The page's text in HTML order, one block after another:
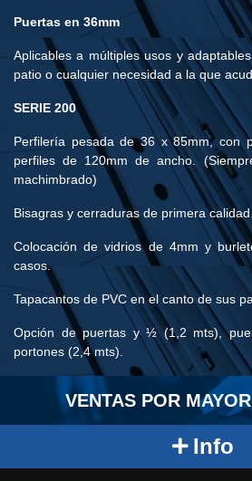
Puertas en 36mm
Aplicables a múltiples usos y
patio o cualquier necesidad a la que
SERIE 200
Perfilería pesada de 36 x 85mm, con
perfiles de 120mm de ancho.
machimbrado)
Bisagras y cerraduras de primera calidad.
Colocación de vidrios de 4mm y
casos.
Tapacantos de PVC en el canto de sus
Opción de puertas y ½ (1,2 mts),
portones (2,4 mts).
VENTAS POR
Info